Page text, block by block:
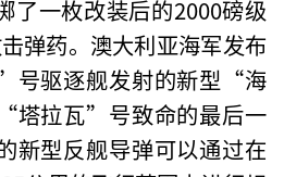
一枚改装后的2000磅级
弹药。澳大利亚海军发布
号驱逐舰发射的新型“海
塔拉瓦”号致命的最后一
新型反舰导弹可以通过在